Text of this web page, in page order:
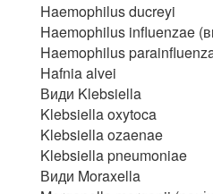
Haemophilus ducreyi
Haemophilus influenzae
Haemophilus
Hafnia alvei
Види Klebsiella
Klebsiella oxytoca
Klebsiella ozaenae
Klebsiella pneumoniae
Види Moraxella